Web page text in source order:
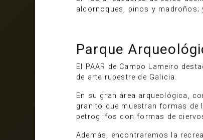
alcornoques, pinos y madroños;
Parque
El PAAR de Campo Lameiro
de arte rupestre de Galicia.
En su gran área arqueológica,
granito que muestran formas
petroglifos con formas de
Además, encontraremos la